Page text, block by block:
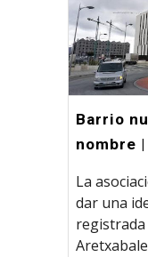
Barrio
nombre
La
dar una